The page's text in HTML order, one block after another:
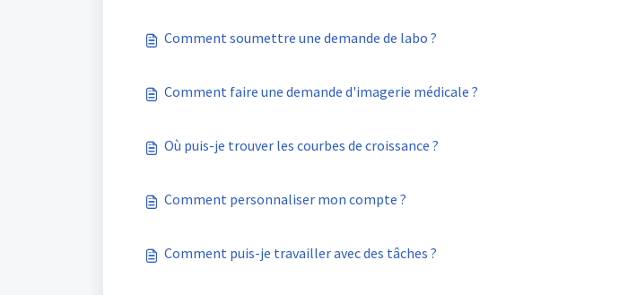
Comment soumettre une demande de labo ?
Comment faire une demande d'imagerie médicale ?
Où puis-je trouver les courbes de croissance ?
Comment personnaliser mon compte ?
Comment puis-je travailler avec des tâches ?